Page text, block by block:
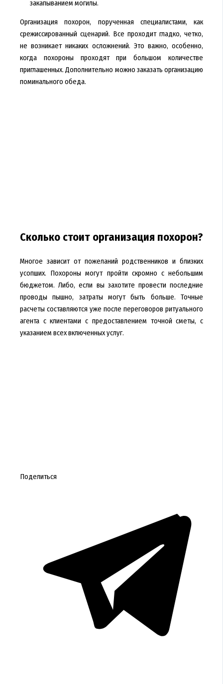
закапыванием могилы.
Организация похорон, порученная специалистами, как
срежиссированный сценарий. Все проходит гладко, четко,
не возникает никаких осложнений. Это важно, особенно,
когда похороны проходят при большом количестве
приглашенных. Дополнительно можно заказать организацию
поминального обеда.
Сколько стоит организация похорон?
Многое зависит от пожеланий родственников и близких
усопших. Похороны могут пройти скромно с небольшим
бюджетом. Либо, если вы захотите провести последние
проводы пышно, затраты могут быть больше. Точные
расчеты составляются уже после переговоров ритуального
агента с клиентами с предоставлением точной сметы, с
указанием всех включенных услуг.
Поделиться